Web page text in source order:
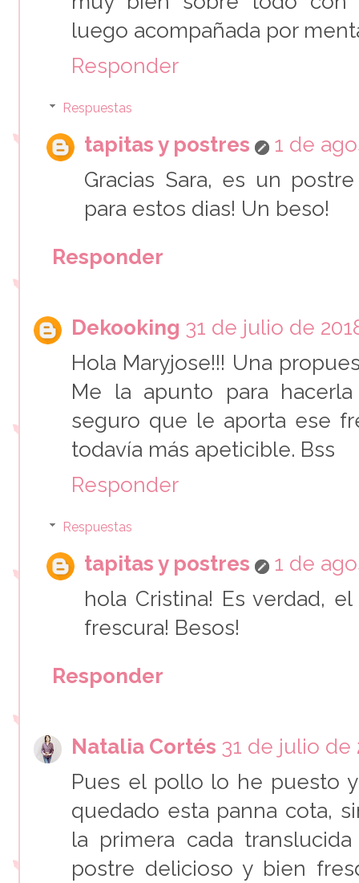
luego acompañada por
Responder
Respuestas
tapitas y postres
1 de
Gracias Sara, es un
para estos dias! Un beso!
Responder
Dekooking 31 de julio de
Hola Maryjose!!! Una
Me la apunto para
seguro que le aporta ese
todavía más apeticible. Bss
Responder
Respuestas
tapitas y postres
1 de
hola Cristina! Es verdad,
frescura! Besos!
Responder
Natalia Cortés 31 de julio de
Pues el pollo lo he puesto
quedado esta panna cota,
la primera cada
postre delicioso y bien